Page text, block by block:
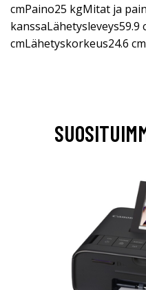
cmPaino25 kgMitat ja
kanssaLähetysleveys59.9
cmLähetyskorkeus24.6